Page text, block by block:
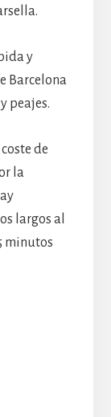
y
Barcelona
peajes.
de
la
largos al
minutos